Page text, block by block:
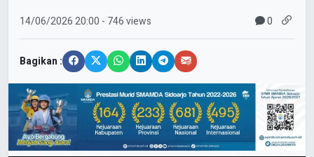
14/06/202620:00 - 746 views 0
Bagikan :